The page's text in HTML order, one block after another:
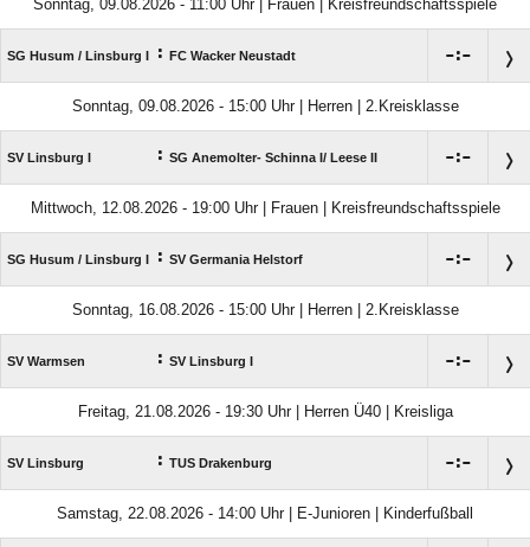
Sonntag, 09.08.2026 - 11:00 Uhr | Frauen | Kreisfreundschaftsspiele
SG Husum /​ Linsburg I : FC Wacker Neustadt :
Sonntag, 09.08.2026 - 15:00 Uhr | Herren | 2.Kreisklasse
SV Linsburg I : SG Anemolter- Schinna I/​ Leese II :
Mittwoch, 12.08.2026 - 19:00 Uhr | Frauen | Kreisfreundschaftsspiele
SG Husum /​ Linsburg I : SV Germania Helstorf :
Sonntag, 16.08.2026 - 15:00 Uhr | Herren | 2.Kreisklasse
SV Warmsen : SV Linsburg I :
Freitag, 21.08.2026 - 19:30 Uhr | Herren Ü40 | Kreisliga
SV Linsburg : TUS Drakenburg :
Samstag, 22.08.2026 - 14:00 Uhr | E-Junioren | Kinderfußball